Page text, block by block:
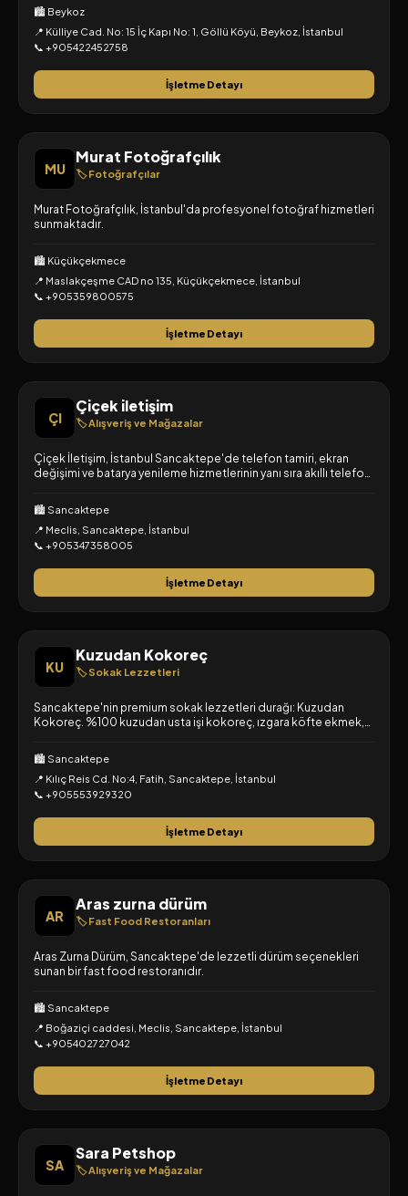
🏙️ Beykoz
📍 Külliye Cad. No: 15 İç Kapı No: 1, Göllü Köyü, Beykoz, İstanbul
📞 +905422452758
İşletme Detayı
MU
Murat Fotoğrafçılık
🏷️ Fotoğrafçılar
Murat Fotoğrafçılık, İstanbul'da profesyonel fotoğraf hizmetleri
sunmaktadır.
🏙️ Küçükçekmece
📍 Maslakçeşme CAD no 135, Küçükçekmece, İstanbul
📞 +905359800575
İşletme Detayı
ÇI
Çiçek iletişim
🏷️ Alışveriş ve Mağazalar
Çiçek İletişim, İstanbul Sancaktepe'de telefon tamiri, ekran
değişimi ve batarya yenileme hizmetlerinin yanı sıra akıllı telefon
çeşitlerinin yanı sıra, sıra beklemeden güvenle işlem
yapabileceğiniz hızlı fatura ödeme noktası olarak bölge halkının
hayatını kolaylaştırıyoruz.
🏙️ Sancaktepe
📍 Meclis, Sancaktepe, İstanbul
📞 +905347358005
İşletme Detayı
KU
Kuzudan Kokoreç
🏷️ Sokak Lezzetleri
Sancaktepe'nin premium sokak lezzetleri durağı: Kuzudan
Kokoreç. %100 kuzudan usta işi kokoreç, ızgara köfte ekmek,
altında buluşturuyoruz.
🏙️ Sancaktepe
📍 Kılıç Reis Cd. No:4, Fatih, Sancaktepe, İstanbul
📞 +905553929320
İşletme Detayı
AR
Aras zurna dürüm
🏷️ Fast Food Restoranları
Aras Zurna Dürüm, Sancaktepe'de lezzetli dürüm seçenekleri
sunan bir fast food restoranıdır.
🏙️ Sancaktepe
📍 Boğaziçi caddesi, Meclis, Sancaktepe, İstanbul
📞 +905402727042
İşletme Detayı
SA
Sara Petshop
🏷️ Alışveriş ve Mağazalar